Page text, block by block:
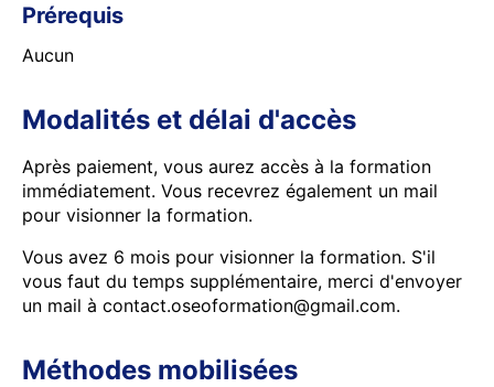
Prérequis
Aucun
Modalités et délai d'accès
Après paiement, vous aurez accès à la formation
immédiatement. Vous recevrez également un mail
pour visionner la formation.
Vous avez 6 mois pour visionner la formation. S'il
vous faut du temps supplémentaire, merci d'envoyer
un mail à contact.oseoformation@gmail.com.
Méthodes mobilisées